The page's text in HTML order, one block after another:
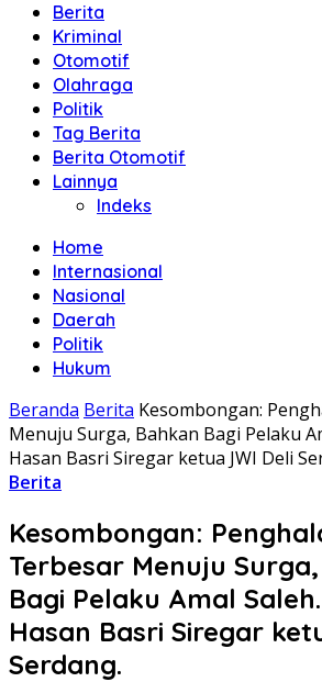
Berita
Kriminal
Otomotif
Olahraga
Politik
Tag Berita
Berita Otomotif
Lainnya
Indeks
Home
Internasional
Nasional
Daerah
Politik
Hukum
Beranda Berita Kesombongan:
Menuju Surga, Bahkan Bagi Pelaku
Hasan Basri Siregar ketua JWI Deli
Berita
Kesombongan:
Terbesar Menuju
Bagi Pelaku Amal
Hasan Basri Siregar
Serdang.